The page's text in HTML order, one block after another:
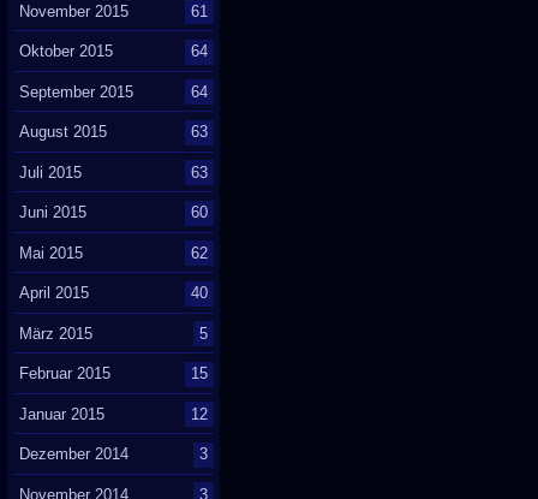
November 2015 61
Oktober 2015 64
September 2015 64
August 2015 63
Juli 2015 63
Juni 2015 60
Mai 2015 62
April 2015 40
März 2015 5
Februar 2015 15
Januar 2015 12
Dezember 2014 3
November 2014 3